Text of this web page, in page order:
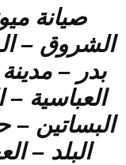
صيانة
الشروق –
بدر –
العباسية
البلد –